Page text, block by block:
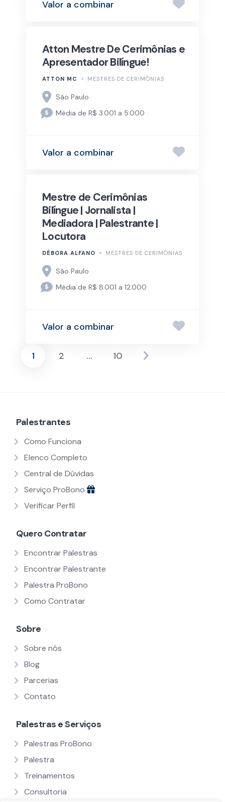
Valor a combinar
Atton Mestre De Cerimônias e
Apresentador Bilíngue!
ATTON MC MESTRES DE CERIMÔNIAS
São Paulo
Média de R$ 3.001 a 5.000
Valor a combinar
Mestre de Cerimônias
Bilíngue | Jornalista |
Mediadora | Palestrante |
Locutora
DÉBORA ALFANO MESTRES DE CERIMÔNIAS
São Paulo
Média de R$ 8.001 a 12.000
Valor a combinar
Paginação
1 2 … 10
Palestrantes
Como Funciona
Elenco Completo
Central de Dúvidas
Serviço ProBono
Verificar Perfil
Quero Contratar
Encontrar Palestras
Encontrar Palestrante
Palestra ProBono
Como Contratar
Sobre
Sobre nós
Blog
Parcerias
Contato
Palestras e Serviços
Palestras ProBono
Palestra
Treinamentos
Consultoria